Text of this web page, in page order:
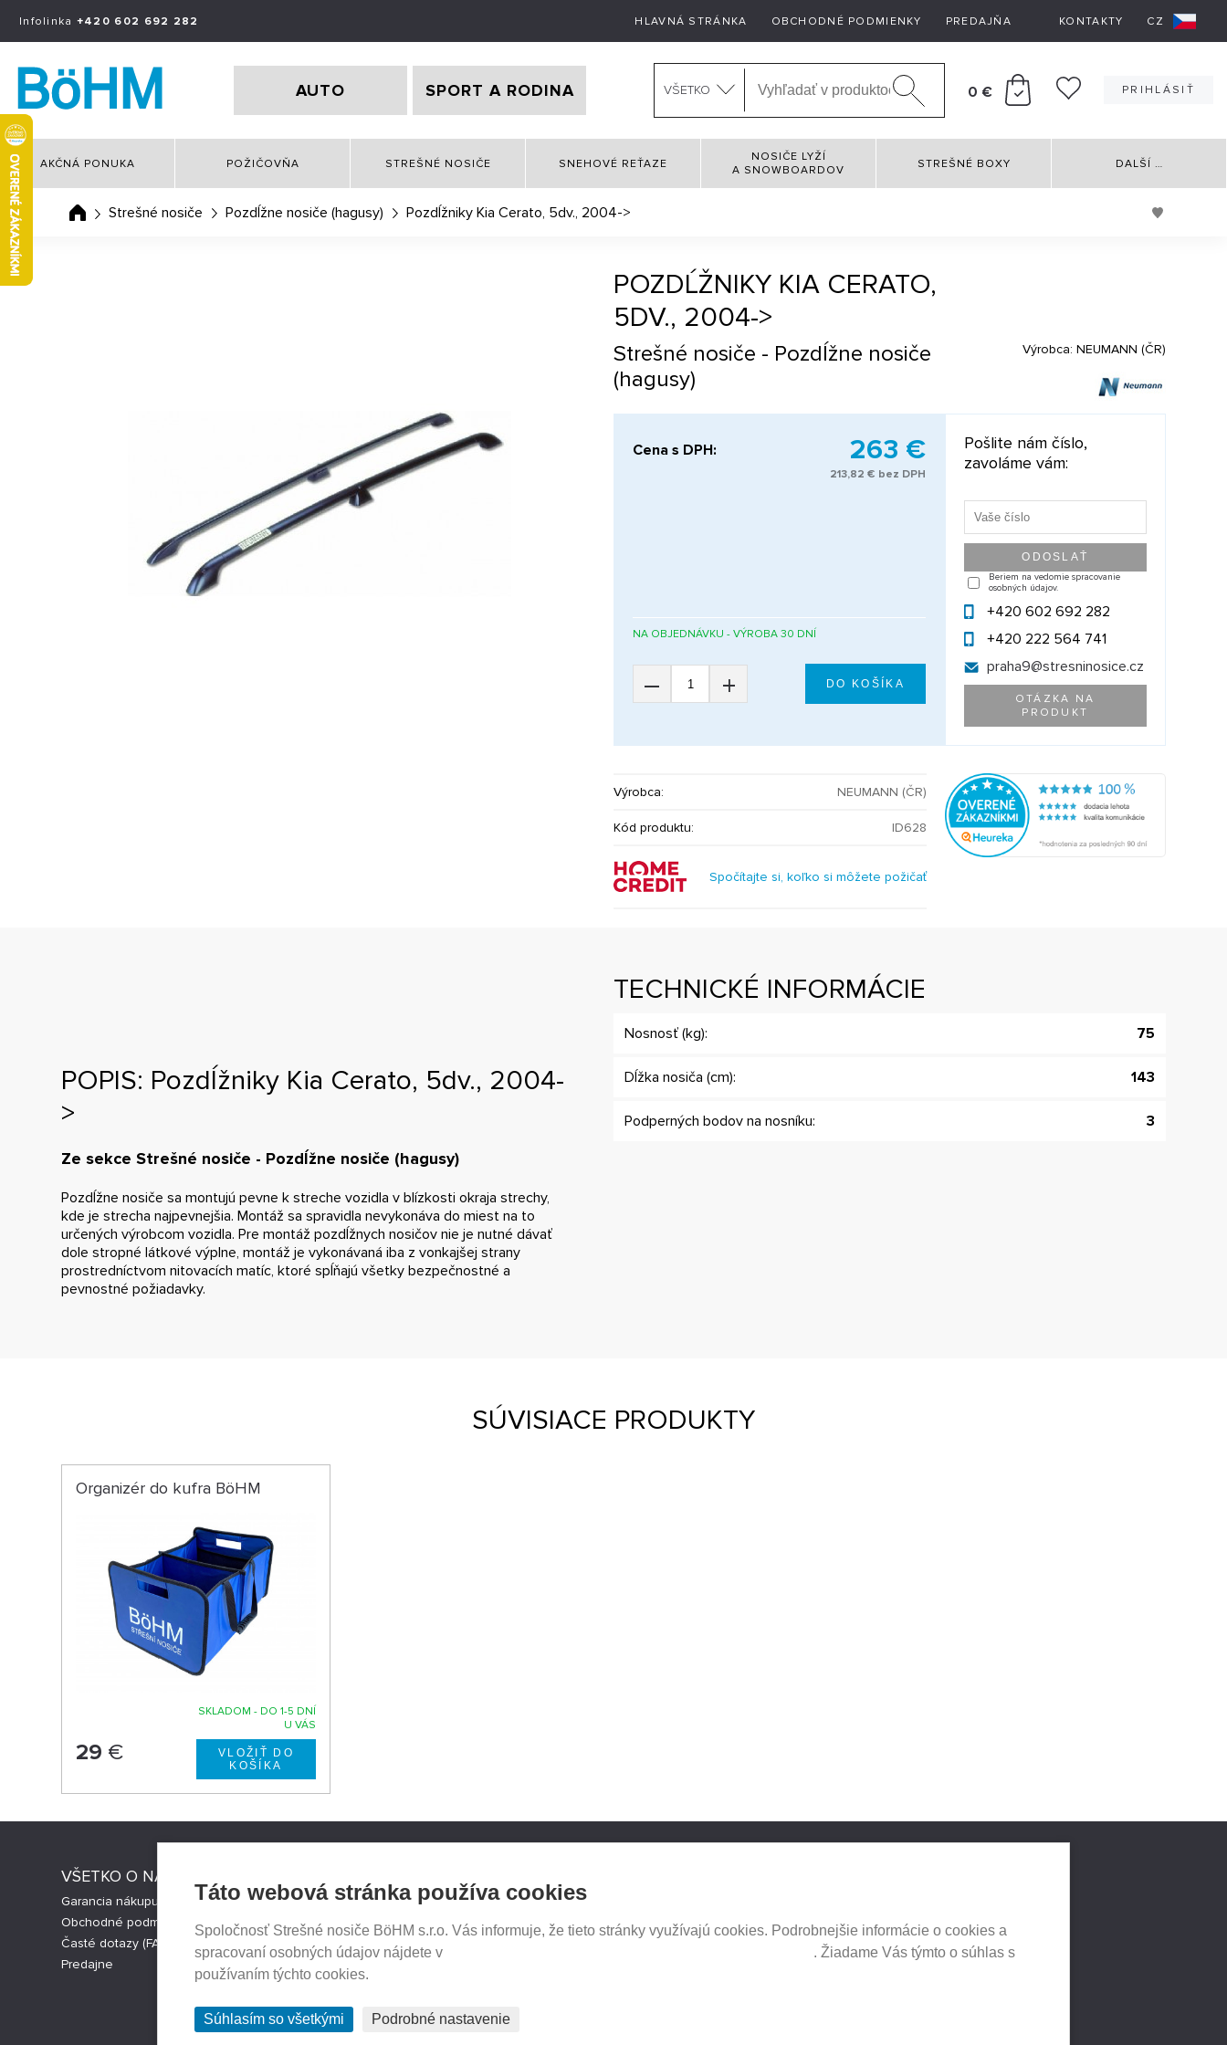
Infolinka +420 602 692 282 HLAVNÁ STRÁNKA OBCHODNÉ PODMIENKY PREDAJŇA KONTAKTY CZ
AUTO SPORT A RODINA VŠETKO 0 € PRIHLÁSIŤ
AKČNÁ PONUKA POŽIČOVŇA STREŠNÉ NOSIČE SNEHOVÉ REŤAZE
NOSIČE LYŽÍ
A SNOWBOARDOV
STREŠNÉ BOXY DALŠÍ …
Strešné nosiče Pozdĺžne nosiče (hagusy) Pozdĺžniky Kia Cerato, 5dv., 2004->
POZDĹŽNIKY KIA CERATO,
5DV., 2004->
Strešné nosiče - Pozdĺžne nosiče
(hagusy)
Výrobca: NEUMANN (ČR)
Cena s DPH: 263 €
213,82 € bez DPH
NA OBJEDNÁVKU - VÝROBA 30 DNÍ
– +
Pošlite nám číslo,
zavoláme vám:
Beriem na vedomie spracovanie
osobných údajov.
+420 602 692 282
+420 222 564 741
praha9@stresninosice.cz
OTÁZKA NA
PRODUKT
Výrobca: NEUMANN (ČR)
Kód produktu: ID628
Spočítajte si, koľko si môžete požičať
POPIS: Pozdĺžniky Kia Cerato, 5dv., 2004-
>
Ze sekce Strešné nosiče - Pozdĺžne nosiče (hagusy)
Pozdĺžne nosiče sa montujú pevne k streche vozidla v blízkosti okraja strechy,
kde je strecha najpevnejšia. Montáž sa spravidla nevykonáva do miest na to
určených výrobcom vozidla. Pre montáž pozdĺžnych nosičov nie je nutné dávať
dole stropné látkové výplne, montáž je vykonávaná iba z vonkajšej strany
prostredníctvom nitovacích matíc, ktoré spĺňajú všetky bezpečnostné a
pevnostné požiadavky.
TECHNICKÉ INFORMÁCIE
Nosnosť (kg): 75
Dĺžka nosiča (cm): 143
Podperných bodov na nosníku: 3
SÚVISIACE PRODUKTY
Organizér do kufra BöHM
SKLADOM - DO 1-5 DNÍ
U VÁS
29 €
VŠETKO O NÁKUPE
Garancia nákupu
Obchodné podmienky
Časté dotazy (FAQ)
Predajne
Strešné nosiče Thule
Česká verze e-shopu
Cookies nastavenia
Táto webová stránka používa cookies
Spoločnosť Strešné nosiče BöHM s.r.o. Vás informuje, že tieto stránky využívajú cookies. Podrobnejšie informácie o cookies a
spracovaní osobných údajov nájdete v
. Žiadame Vás týmto o súhlas s
používaním týchto cookies.
Súhlasím so všetkými Podrobné nastavenie